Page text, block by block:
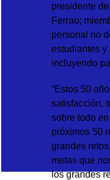
presidente
Ferrao;
personal no
estudiantes y
incluyendo
“Estos 50
satisfacción,
sobre todo
próximos 50
grandes
metas que
los grandes